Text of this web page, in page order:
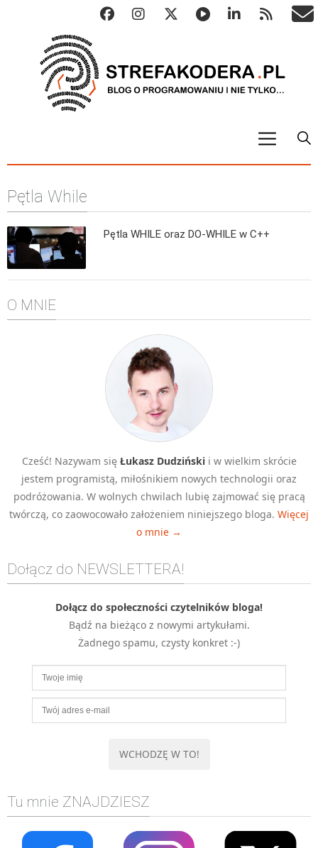
Metody numeryczne
Algorytmy wyszukiwania
Inne
C++
Elementarz Java
Pascal
HTML 5
CSS 3
Django
PHP
WordPress
MOBILE
Android
KONTROLA WERSJI
SQL
TESTOWANIE
SIECI
Pętla While
Pętla WHILE oraz DO-WHILE w C++
O MNIE
Cześć! Nazywam się Łukasz Dudzińskii w wielkim skrócie
jestem programistą, miłośnikiem nowych technologii oraz
podróżowania. W wolnych chwilach lubię zajmować się pracą
twórczą, co zaowocowało założeniem niniejszego bloga. Więcej
o mnie →
Dołącz do NEWSLETTERA!
Dołącz do społeczności czytelników bloga!
Bądź na bieżąco z nowymi artykułami.
Żadnego spamu, czysty konkret :-)
Tu mnie ZNAJDZIESZ